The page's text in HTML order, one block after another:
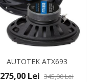
AUTOTEK ATX693
275,00 Lei 345,00 Lei